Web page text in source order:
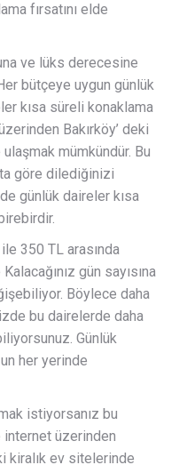
fırsatını elde
ve lüks derecesine
bütçeye uygun günlük
kısa süreli konaklama
Bakırköy’ deki
mümkündür. Bu
göre dilediğinizi
günlük daireler kısa
350 TL arasında
gün sayısına
Böylece daha
bu dairelerde daha
Günlük
her yerinde
istiyorsanız bu
üzerinden
kiralık ev sitelerinde